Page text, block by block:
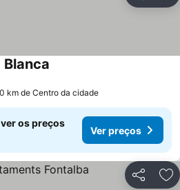
Blanca
km de Centro da cidade
os preços
Ver preços
Partilhar